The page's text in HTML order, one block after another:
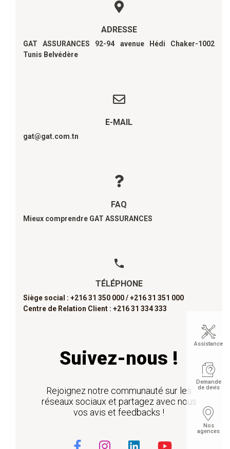
ADRESSE
GAT ASSURANCES 92-94 avenue Hédi Chaker-1002
Tunis Belvédère
E-MAIL
gat@gat.com.tn
FAQ
Mieux comprendre GAT ASSURANCES
TÉLÉPHONE
Siège social : +216 31 350 000 /+216 31 351 000
Centre de Relation Client : +216 31 334 333
Suivez-nous !
Rejoignez notre communauté sur les
réseaux sociaux et partagez avec nous
vos avis et feedbacks !
Assistance
Demande
de devis
Nos
agences